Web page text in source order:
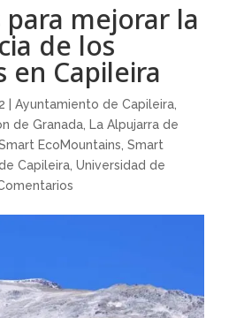
para mejorar la
de los
en Capileira
Ayuntamiento de Capileira,
de Granada, La Alpujarra de
EcoMountains Smart
Capileira, Universidad de